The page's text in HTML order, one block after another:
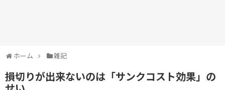
ホーム 雑記
損切りが出来ないのは「サンクコスト効果」の